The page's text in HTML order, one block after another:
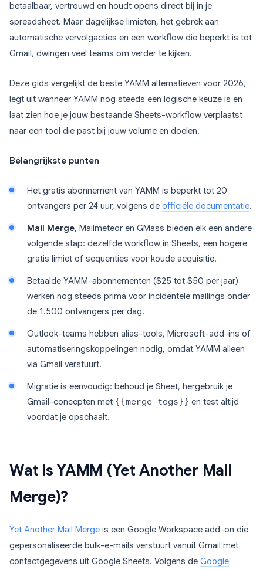
betaalbaar, vertrouwd en houdt opens direct bij in je
spreadsheet. Maar dagelijkse limieten, het gebrek aan
automatische vervolgacties en een workflow die beperkt is tot
Gmail, dwingen veel teams om verder te kijken.
Deze gids vergelijkt de beste YAMM alternatieven voor 2026,
legt uit wanneer YAMM nog steeds een logische keuze is en
laat zien hoe je jouw bestaande Sheets-workflow verplaatst
naar een tool die past bij jouw volume en doelen.
Belangrijkste punten
Het gratis abonnement van YAMM is beperkt tot 20
ontvangers per 24 uur, volgens de officiële documentatie.
Mail Merge, Mailmeteor en GMass bieden elk een andere
volgende stap: dezelfde workflow in Sheets, een hogere
gratis limiet of sequenties voor koude acquisitie.
Betaalde YAMM-abonnementen ($25 tot $50 per jaar)
werken nog steeds prima voor incidentele mailings onder
de 1.500 ontvangers per dag.
Outlook-teams hebben alias-tools, Microsoft-add-ins of
automatiseringskoppelingen nodig, omdat YAMM alleen
via Gmail verstuurt.
Migratie is eenvoudig: behoud je Sheet, hergebruik je
Gmail-concepten met {{merge tags}} en test altijd
voordat je opschaalt.
Wat is YAMM (Yet Another Mail
Merge)?
Yet Another Mail Merge is een Google Workspace add-on die
gepersonaliseerde bulk-e-mails verstuurt vanuit Gmail met
contactgegevens uit Google Sheets. Volgens de Google